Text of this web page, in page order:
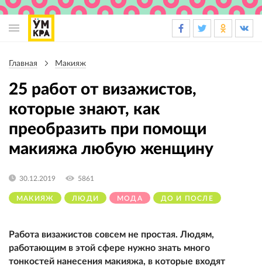
навигации
Главная Макияж
25 работ от визажистов,
которые знают, как
преобразить при помощи
макияжа любую женщину
МАКИЯЖ ЛЮДИ МОДА ДО И ПОСЛЕ
30.12.2019 5861
Работа визажистов совсем не простая. Людям,
работающим в этой сфере нужно знать много
тонкостей нанесения макияжа, в которые входят